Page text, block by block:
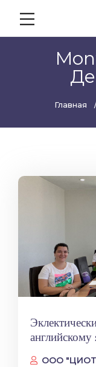
Главная
ООО "ЦИОТ